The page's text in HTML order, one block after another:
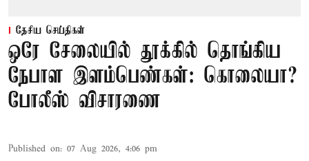
தேசிய செய்திகள்
ஒரே சேலையில் தூக்கில் தொங்கிய
நேபாள இளம்பெண்கள்: கொலையா?
போலீஸ் விசாரணை
Published on: 07 Aug 2026, 4:06 pm